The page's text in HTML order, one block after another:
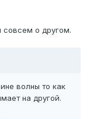
совсем о другом.
волны то как
на другой.